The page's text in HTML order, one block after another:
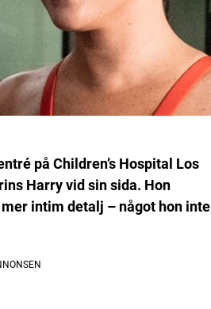
på Children’s Hospital Los
Harry vid sin sida. Hon
intim detalj – något hon inte